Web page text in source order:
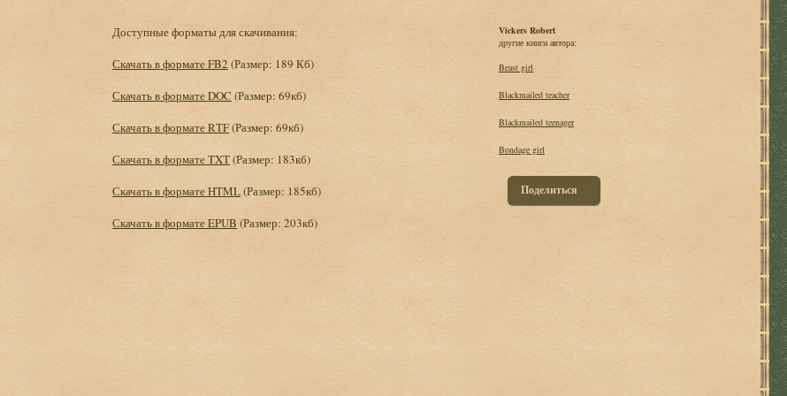
Доступные форматы для скачивания:
Скачать в формате FB2 (Размер: 189 Кб)
Скачать в формате DOC (Размер: 69кб)
Скачать в формате RTF(Размер: 69кб)
Скачать в формате TXT(Размер: 183кб)
Скачать в формате HTML(Размер: 185кб)
Скачать в формате EPUB (Размер: 203кб)
Vickers Robert
другие книги автора:
Beast girl
Blackmailed teacher
Blackmailed teenager
Bondage girl
Поделиться